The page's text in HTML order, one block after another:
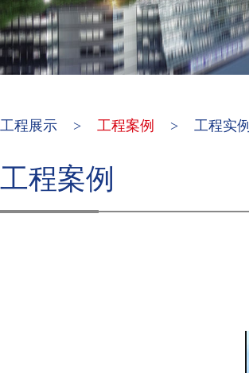
工程展示 > 工程案例 > 工程实例
工程案例